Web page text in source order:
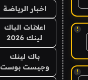
!
!
اخبار الرياضة
اعلانات الباك
لينك 2026
باك لينك
وجيست بوست